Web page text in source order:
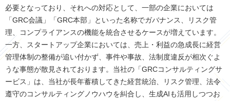
必要となっており、それへの対応として、一部の企業においては
「GRC会議」「GRC本部」といった名称でガバナンス、リスク管
理、コンプライアンスの機能を統合させるケースが増えています。
一方、スタートアップ企業においては、売上・利益の急成長に経営
管理体制の整備が追い付かず、事件や事故、法制度違反が相次ぐよ
うな事態が散見されております。当社の「GRCコンサルティングサ
ービス」は、当社が長年蓄積してきた経営統治、リスク管理、法令
遵守のコンサルティングノウハウを糾合し、生成AIも活用しつつお